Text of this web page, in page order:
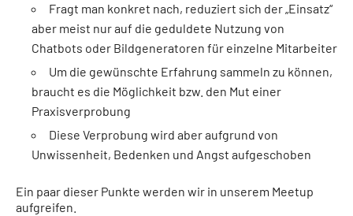
Fragt man konkret nach, reduziert sich der „Einsatz“
aber meist nur auf die geduldete Nutzung von
Chatbots oder Bildgeneratoren für einzelne Mitarbeiter
Um die gewünschte Erfahrung sammeln zu können,
braucht es die Möglichkeit bzw. den Mut einer
Praxisverprobung
Diese Verprobung wird aber aufgrund von
Unwissenheit, Bedenken und Angst aufgeschoben
Ein paar dieser Punkte werden wir in unserem Meetup
aufgreifen.